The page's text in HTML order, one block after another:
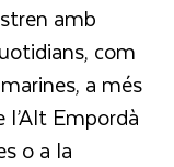
amb
com
a més
l’Alt Empordà
o a la